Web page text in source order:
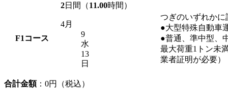
F1 コース
2日間（11.00時間）
4月
9
水
13
日
つぎのいずれかに
●大型特殊自動車
●普通、準中型、
最大荷重1トン未
業者証明が必要）
合計金額： 0円（税込）